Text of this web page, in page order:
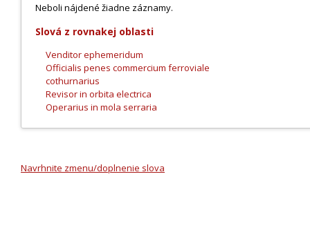
Neboli nájdené žiadne záznamy.
Slová z rovnakej oblasti
Venditor ephemeridum
Officialis penes commercium ferroviale
cothurnarius
Revisor in orbita electrica
Operarius in mola serraria
Navrhnite zmenu/doplnenie slova